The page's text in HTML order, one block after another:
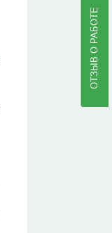
ОТЗЫВ О РАБОТЕ